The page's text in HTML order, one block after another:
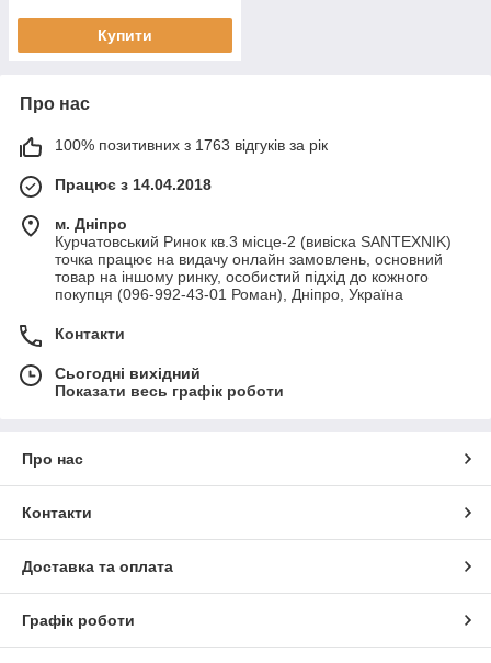
Купити
Про нас
100% позитивних з 1763 відгуків за рік
Працює з 14.04.2018
м. Дніпро
Курчатовський Ринок кв.3 місце-2 (вивіска SANTEXNIK)
точка працює на видачу онлайн замовлень, основний
товар на іншому ринку, особистий підхід до кожного
покупця (096-992-43-01 Роман), Дніпро, Україна
Контакти
Сьогодні вихідний
Показати весь графік роботи
Про нас
Контакти
Доставка та оплата
Графік роботи